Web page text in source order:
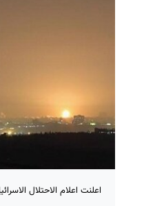
اعلنت اعلام الاحتلال